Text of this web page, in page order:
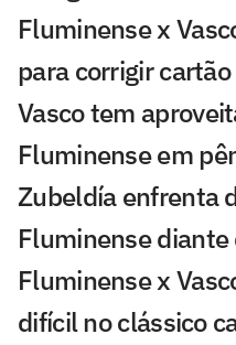
Fluminense x
para corrigir
Vasco tem
Fluminense em
Zubeldía enfrenta
Fluminense diante
Fluminense x
difícil no clássico